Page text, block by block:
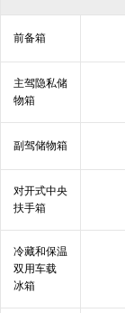
前备箱
主驾隐私储
物箱
副驾储物箱
对开式中央
扶手箱
冷藏和保温
双用车载
冰箱